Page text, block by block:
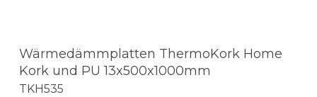
Wärmedämmplatten ThermoKork Home
Kork und PU 13x500x1000mm
TKH535